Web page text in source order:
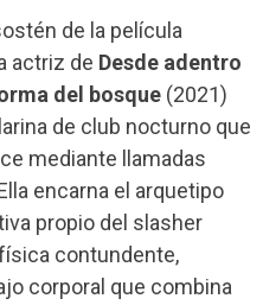
de la película
actriz de Desde adentro
del bosque (2021)
de club nocturno que
mediante llamadas
encarna el arquetipo
propio del slasher
contundente,
corporal que combina